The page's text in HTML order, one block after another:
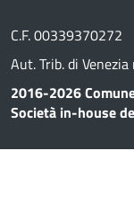
C.F. 00339370272
Aut. Trib. di
2016-2026
Società in-house